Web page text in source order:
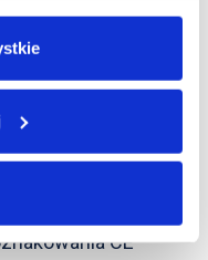
w obrębie
CE
do obrotu
CE